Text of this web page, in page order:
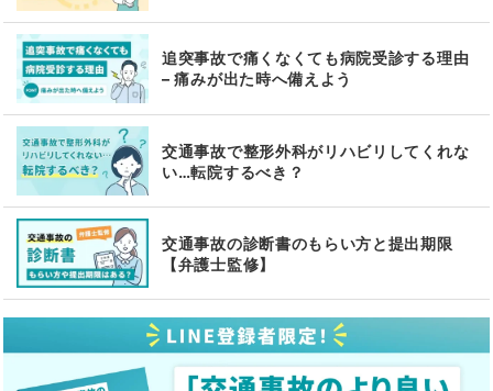
追突事故で痛くなくても病院受診する理由
– 痛みが出た時へ備えよう
交通事故で整形外科がリハビリしてくれな
い…転院するべき？
交通事故の診断書のもらい方と提出期限
【弁護士監修】